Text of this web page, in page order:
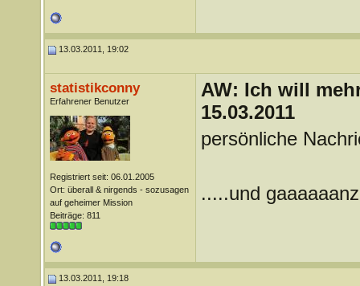
13.03.2011, 19:02
statistikconny
Erfahrener Benutzer
Registriert seit: 06.01.2005
Ort: überall & nirgends - sozusagen
auf geheimer Mission
Beiträge: 811
AW: Ich will
15.03.2011
persönliche
.....und
13.03.2011, 19:18